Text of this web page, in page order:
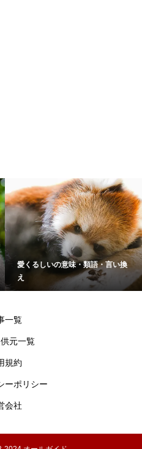
愛くるしいの意味・類語・言い換
え
一覧
元一覧
規約
ーポリシー
会社